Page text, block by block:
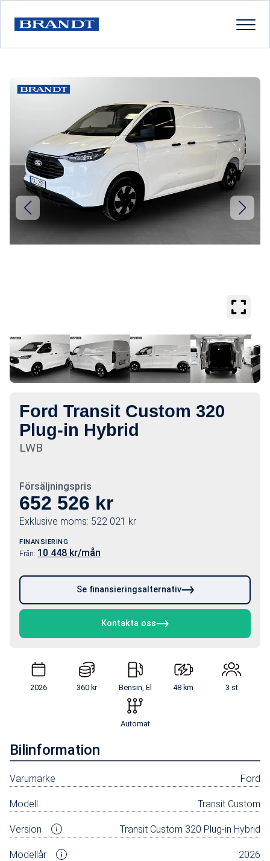
Ford Transit Custom 320
Plug-in Hybrid
LWB
Försäljningspris
652 526 kr
Exklusive moms: 522 021 kr
FINANSIERING
Från: 10 448 kr/mån
Se finansieringsalternativ
Kontakta oss
Se
2026 360 kr Bensin, El 48 km 3 st
Automat
Bilinformation
Varumärke Ford
Modell Transit Custom
Version Transit Custom 320 Plug-in Hybrid
Modellår 2026